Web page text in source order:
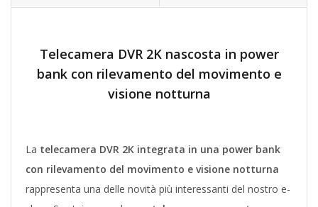
Telecamera DVR 2K nascosta in power
bank con rilevamento del movimento e
visione notturna
La telecamera DVR 2K integrata in una power bank
con rilevamento del movimento e visione notturna
rappresenta una delle novità più interessanti del nostro e-